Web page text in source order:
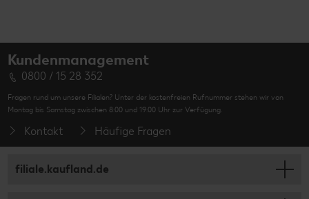
Kundenmanagement
0800 / 15 28 352
Fragen rund um unsere Filialen? Unter der kostenfreien Rufnummer stehen wir von
Montag bis Samstag zwischen 8:00 und 19:00 Uhr zur Verfügung.
Kontakt Häufige Fragen
filiale.kaufland.de